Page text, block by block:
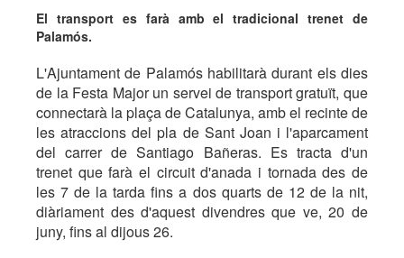
El transport es farà amb el tradicional trenet de
Palamós.
L'Ajuntament de Palamós habilitarà durant els dies
de la Festa Major un servei de transport gratuït, que
connectarà la plaça de Catalunya, amb el recinte de
les atraccions del pla de Sant Joan i l'aparcament
del carrer de Santiago Bañeras. Es tracta d'un
trenet que farà el circuit d'anada i tornada des de
les 7 de la tarda fins a dos quarts de 12 de la nit,
diàriament des d'aquest divendres que ve, 20 de
juny, fins al dijous 26.